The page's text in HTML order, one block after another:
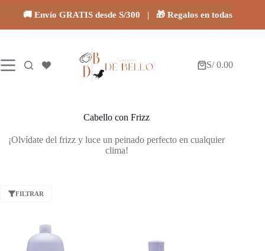
🚚 Envío GRATIS desde S/300 | 🎁 Regalos en todas tus
Carro
S/0.00
Cabello con Frizz
¡Olvídate del frizz y luce un peinado perfecto en cualquier
clima!
FILTRAR